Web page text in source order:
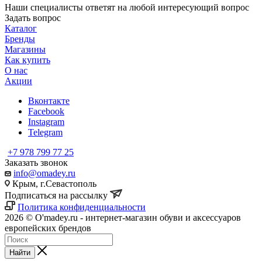
Наши специалисты ответят на любой интересующий вопрос
Задать вопрос
Каталог
Бренды
Магазины
Как купить
О нас
Акции
Вконтакте
Facebook
Instagram
Telegram
+7 978 799 77 25
Заказать звонок
info@omadey.ru
Крым, г.Севастополь
Подписаться на рассылку
Политика конфиденциальности
2026 © O'madey.ru - интернет-магазин обуви и аксессуаров
европейских брендов
Найти